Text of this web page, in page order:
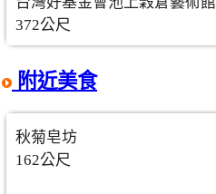
372公尺
附近美食
秋菊皂坊
162公尺